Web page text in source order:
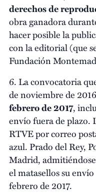
derechos de
obra ganadora
hacer posible la
con la editorial (que
Fundación
6. La convocatoria
de noviembre de
febrero de 2017,
envío fuera de plazo.
RTVE por correo
azul. Prado del Rey,
Madrid,
el matasellos su
febrero de 2017.